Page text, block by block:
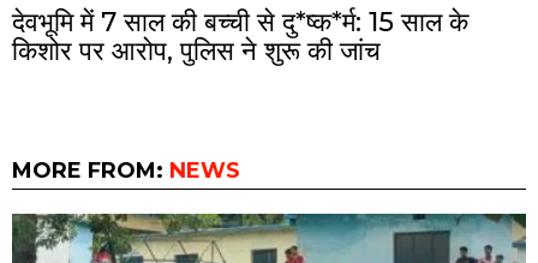
देवभूमि में 7 साल की बच्ची से दु*ष्क*र्म: 15 साल के
किशोर पर आरोप, पुलिस ने शुरू की जांच
MORE FROM: NEWS